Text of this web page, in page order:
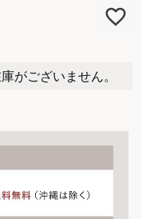
がございません。